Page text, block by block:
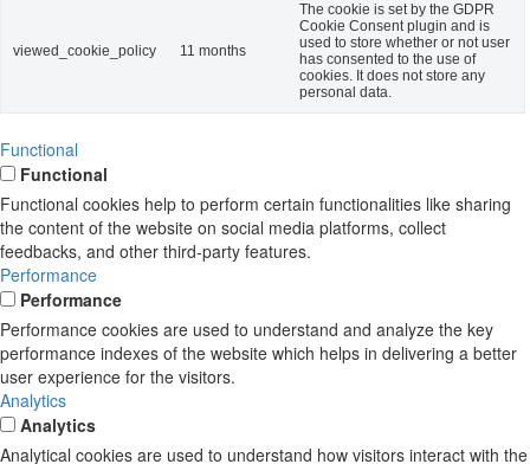
viewed_cookie_policy 11 months
The cookie is set by the GDPR
Cookie Consent plugin and is
used to store whether or not user
has consented to the use of
cookies. It does not store any
personal data.
Functional
Functional
Functional cookies help to perform certain functionalities like sharing
the content of the website on social media platforms, collect
feedbacks, and other third-party features.
Performance
Performance
Performance cookies are used to understand and analyze the key
performance indexes of the website which helps in delivering a better
user experience for the visitors.
Analytics
Analytics
Analytical cookies are used to understand how visitors interact with the